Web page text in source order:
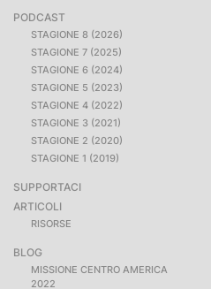
PODCAST
STAGIONE 8 (2026)
STAGIONE 7 (2025)
STAGIONE 6 (2024)
STAGIONE 5 (2023)
STAGIONE 4 (2022)
STAGIONE 3 (2021)
STAGIONE 2 (2020)
STAGIONE 1 (2019)
SUPPORTACI
ARTICOLI
RISORSE
BLOG
MISSIONE CENTRO AMERICA
2022